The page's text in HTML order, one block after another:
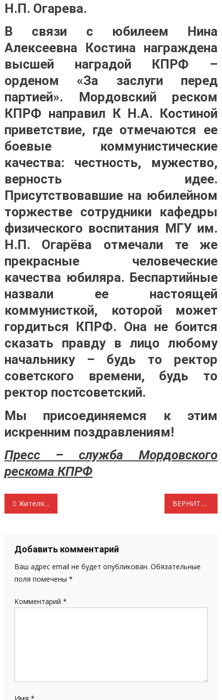
Н.П. Огарева.
В связи с юбилеем Нина
Алексеевна Костина награждена
высшей наградой КПРФ –
орденом «За заслуги перед
партией». Мордовский реском
КПРФ направил К Н.А. Костиной
приветствие, где отмечаются ее
боевые коммунистические
качества: честность, мужество,
верность идее.
Присутствовавшие на юбилейном
торжестве сотрудники кафедры
физического воспитания МГУ им.
Н.П. Огарёва отмечали те же
прекрасные человеческие
качества юбиляра. Беспартийные
назвали ее настоящей
коммунисткой, которой может
гордиться КПРФ. Она не боится
сказать правду в лицо любому
начальнику – будь то ректор
советского времени, будь то
ректор постсоветский.
Мы присоединяемся к этим
искренним поздравлениям!
Пресс – служба Мордовского
рескома КПРФ
Навигация
записям
Жителям Мордовии предлагают вспомнить историю СССР посредством елочных игрушек ВЕРНИТЕ СТАЛИНА! АКЦИЯ ЛЕВЫХ СИЛ МОРДОВИИ
Добавить комментарий
Ваш адрес email не будет опубликован. Обязательные
поля помечены *
Комментарий *